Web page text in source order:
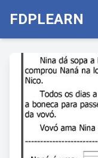
FDPLEARN